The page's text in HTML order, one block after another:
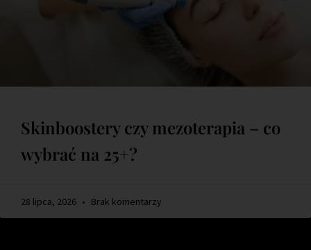
Skinboostery czy mezoterapia – co
wybrać na 25+?
28 lipca, 2026 Brak komentarzy